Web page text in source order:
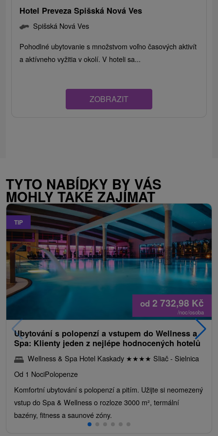
Hotel Preveza Spišská Nová Ves
Spišská Nová Ves
Pohodlné ubytovanie s množstvom voľno časových aktivít
a aktívneho vyžitia v okolí. V hoteli sa...
ZOBRAZIT
TYTO NABÍDKY BY VÁS
MOHLY TAKÉ ZAJÍMAT
TIP
od 2 732,98 Kč
/noc/osoba
Ubytování s polopenzí a vstupem do Wellness a
Spa: Klienty jeden z nejlépe hodnocených hotelů
Wellness & Spa Hotel Kaskady ★★★★ Sliač - Sielnica
Od 1 NociPolopenze
Komfortní ubytování s polopenzí a pitím. Užijte si neomezený
vstup do Spa & Wellness o rozloze 3000 m², termální
bazény, fitness a saunové zóny.